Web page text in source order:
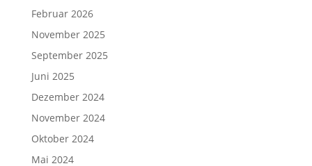
Februar 2026
November 2025
September 2025
Juni 2025
Dezember 2024
November 2024
Oktober 2024
Mai 2024